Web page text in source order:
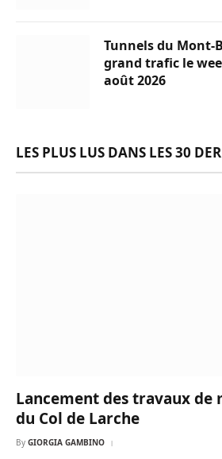
Tunnels du Mont-
grand trafic le
août 2026
LES PLUS LUS DANS LES 30
Lancement des travaux de
du Col de Larche
By GIORGIA GAMBINO